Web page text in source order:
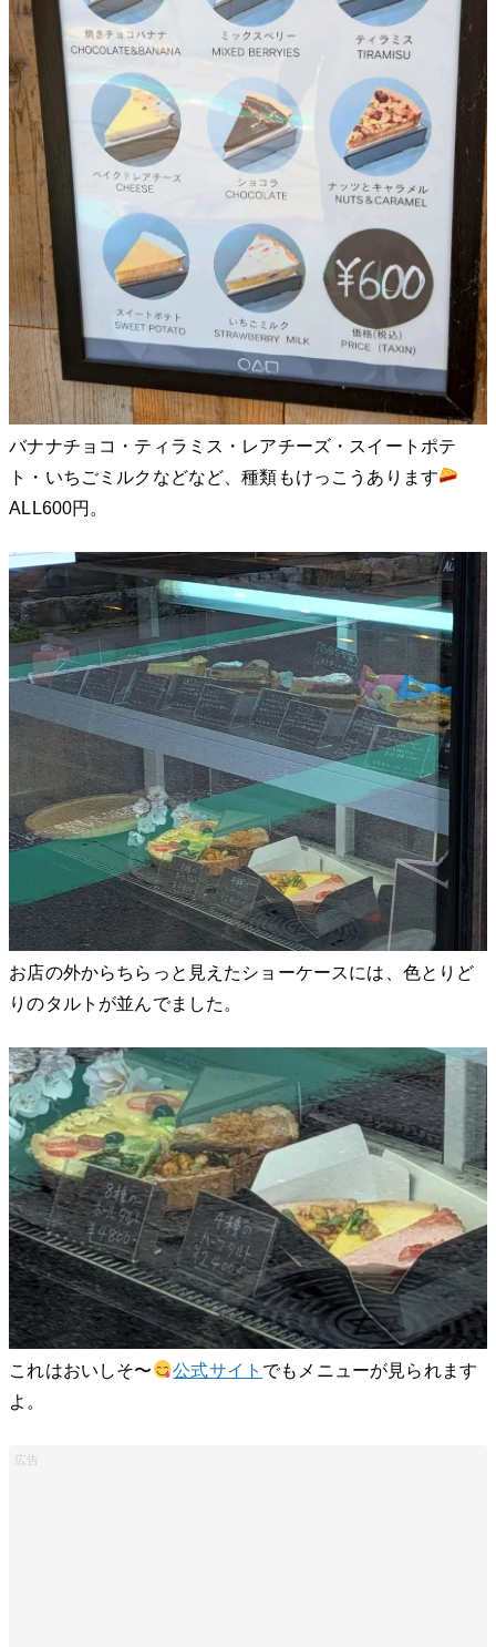
バナナチョコ・ティラミス・レアチーズ・スイートポテ
ト・いちごミルクなどなど、種類もけっこうあります
ALL600円。
お店の外からちらっと見えたショーケースには、色とりど
りのタルトが並んでました。
これはおいしそ〜 公式サイト でもメニューが見られます
よ。